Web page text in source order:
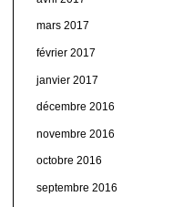
mars 2017
février 2017
janvier 2017
décembre 2016
novembre 2016
octobre 2016
septembre 2016